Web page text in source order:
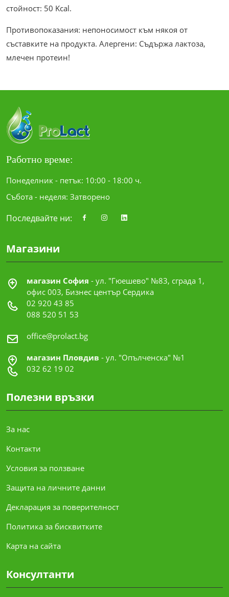
стойност: 50 Kcal.
Противопоказания: непоносимост към някоя от
съставките на продукта. Алергени: Съдържа лактоза,
млечен протеин!
Работно време:
Понеделник - петък: 10:00 - 18:00 ч.
Събота - неделя: Затворено
Последвайте ни:
Магазини
магазин София - ул. "Гюешево" №83, сграда 1,
офис 003, Бизнес център Сердика
02 920 43 85
088 520 51 53
office@prolact.bg
магазин Пловдив - ул. "Опълченска" №1
032 62 19 02
Полезни връзки
За нас
Контакти
Условия за ползване
Защита на личните данни
Декларация за поверителност
Политика за бисквитките
Карта на сайта
Консултанти